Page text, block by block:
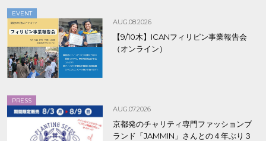
EVENT
AUG.08.2026
【9/10木】ICANフィリピン事業報告会
（オンライン）
PRESS
AUG.07.2026
京都発のチャリティ専門ファッションブ
ランド「JAMMIN」さんとの４年ぶり３